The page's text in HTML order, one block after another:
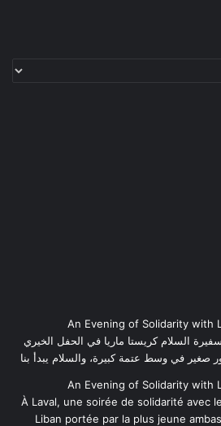
An Evening of Solidarity with
سفيرة السلام كريستا ماريا في الحفل الخيري
صغير في وسط عتمة كبيرة، والسلام يبدأ بنا
An Evening of Solidarity with
À Laval, une soirée de solidarité avec le
Liban portée par la plus jeune